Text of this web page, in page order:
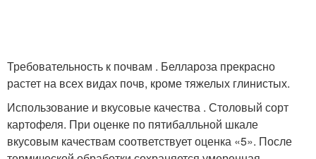
Требовательность к почвам . Беллароза прекрасно
растет на всех видах почв, кроме тяжелых глинистых.
Использование и вкусовые качества . Столовый сорт
картофеля. При оценке по пятибалльной шкале
вкусовым качествам соответствует оценка «5». После